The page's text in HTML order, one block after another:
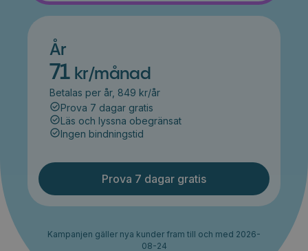
År
71 kr/månad
Betalas per år, 849 kr/år
Prova 7 dagar gratis
Läs och lyssna obegränsat
Ingen bindningstid
Prova 7 dagar gratis
Kampanjen gäller nya kunder fram till och med 2026-
08-24